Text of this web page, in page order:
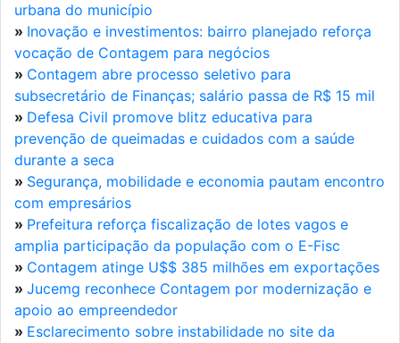
urbana do município
» Inovação e investimentos: bairro planejado reforça
vocação de Contagem para negócios
» Contagem abre processo seletivo para
subsecretário de Finanças; salário passa de R$ 15 mil
» Defesa Civil promove blitz educativa para
prevenção de queimadas e cuidados com a saúde
durante a seca
» Segurança, mobilidade e economia pautam encontro
com empresários
» Prefeitura reforça fiscalização de lotes vagos e
amplia participação da população com o E-Fisc
» Contagem atinge U$$ 385 milhões em exportações
» Jucemg reconhece Contagem por modernização e
apoio ao empreendedor
» Esclarecimento sobre instabilidade no site da